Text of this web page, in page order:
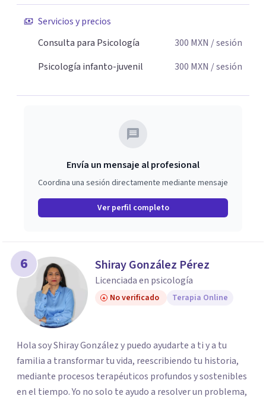
Servicios y precios
Consulta para Psicología
300 MXN / sesión
Psicología infanto-juvenil
300 MXN / sesión
Envía un mensaje al profesional
Coordina una sesión directamente mediante mensaje
Ver perfil completo
6 Shiray González Pérez
Licenciada en psicología
No verificado Terapia Online
Hola soy Shiray González y puedo ayudarte a ti y a tu
familia a transformar tu vida, reescribiendo tu historia,
mediante procesos terapéuticos profundos y sostenibles
en el tiempo. Yo no solo te ayudo a resolver un problema,